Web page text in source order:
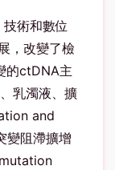
術和數位
，改變了檢
的ctDNA主
乳濁液、擴
and
變阻滯擴增